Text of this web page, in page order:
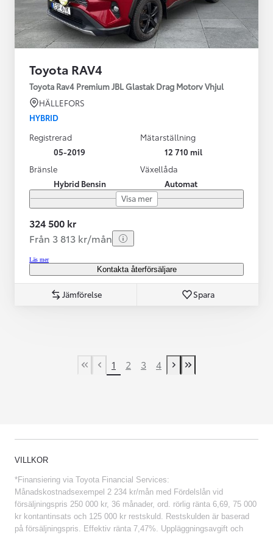
Toyota RAV4
Toyota Rav4 Premium JBL Glastak Drag Motorv Vhjul
HÄLLEFORS
HYBRID
Registrerad
05-2019
Mätarställning
12 710 mil
Bränsle
Hybrid Bensin
Växellåda
Automat
Visa mer
324 500 kr
Från 3 813 kr/mån
Läs mer
Kontakta återförsäljare
Jämförelse Spara
First Page
Previous page
1 2 3 4
Next page
Last Page
VILLKOR
*Finansiering via Toyota Financial Services:
Månadskostnadsexempel 2 234 kr/mån med Fördelslån vid
försäljningspris 250 000 kr, 36 månader, ord. rörlig ränta 6,69, 75 000
kr kontantinsats och 125 000 kr restskuld. Restskulden är baserad
på försäljningspris. Effektiv ränta 7,47%. Uppläggningsavgift och